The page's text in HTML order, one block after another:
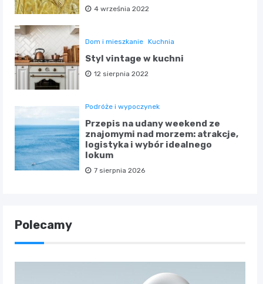
4 września 2022
Dom i mieszkanie Kuchnia
Styl vintage w kuchni
12 sierpnia 2022
Podróże i wypoczynek
Przepis na udany weekend ze
znajomymi nad morzem: atrakcje,
logistyka i wybór idealnego
lokum
7 sierpnia 2026
Polecamy